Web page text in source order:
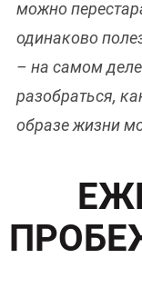
можно
одинаково
– на самом
разобраться,
образе жизни